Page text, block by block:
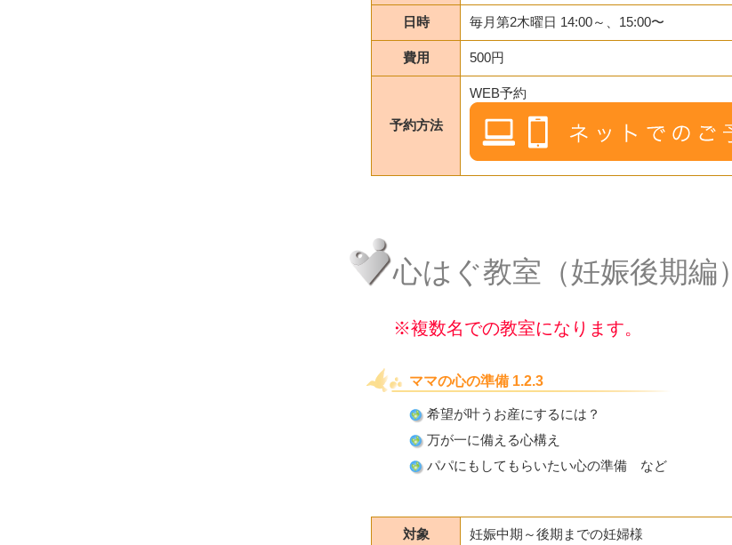
日時 毎月第2木曜日 14:00～、15:00〜
費用 500円
予約方法
WEB予約
心はぐ教室（妊娠後期編）
※複数名での教室になります。
ママの心の準備 1.2.3
希望が叶うお産にするには？
万が一に備える心構え
パパにもしてもらいたい心の準備 など
対象 妊娠中期～後期までの妊婦様